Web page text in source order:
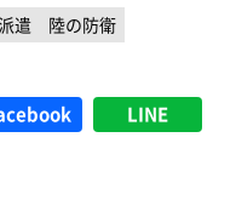
遣
陸の防衛
LINE